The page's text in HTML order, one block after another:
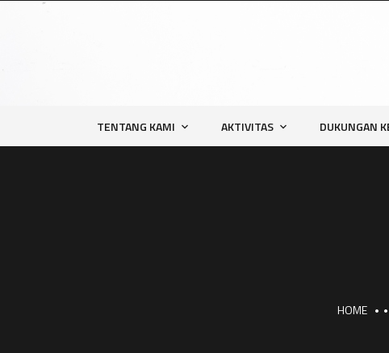
TENTANG KAMI AKTIVITAS DUKUNGAN
HOME